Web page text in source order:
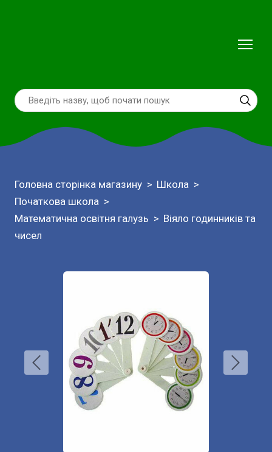
Головна сторінка магазину
Школа
Початкова школа
Математична освітня галузь
Віяло годинників та
чисел